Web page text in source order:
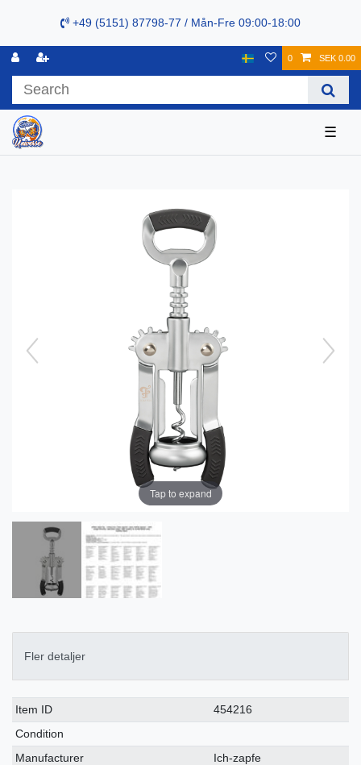
+49 (5151) 87798-77 / Mån-Fre 09:00-18:00
0 SEK 0.00
☰
Tap to expand
Fler detaljer
Ceres::Template.singleItemTechnicalDataAttribute
Ceres::Template.singleItemTechnicalDataValue
Item ID
454216
Condition
Manufacturer
Ich-zapfe